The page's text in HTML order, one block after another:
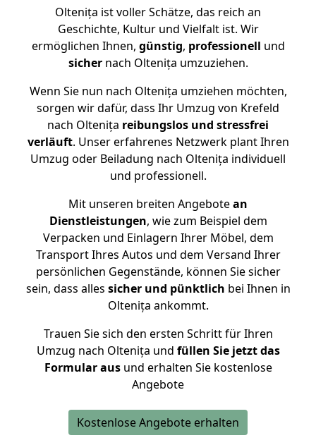
Oltenița ist voller Schätze, das reich an
Geschichte, Kultur und Vielfalt ist. Wir
ermöglichen Ihnen, günstig, professionell und
sichernach Oltenița umzuziehen.
Wenn Sie nun nach Oltenița umziehen möchten,
sorgen wir dafür, dass Ihr Umzug von Krefeld
nach Oltenița reibungslos und stressfrei
verläuft. Unser erfahrenes Netzwerk plant Ihren
Umzug oder Beiladung nach Oltenița individuell
und professionell.
Mit unseren breiten Angebotean
Dienstleistungen, wie zum Beispiel dem
Verpacken und Einlagern Ihrer Möbel, dem
Transport Ihres Autos und dem Versand Ihrer
persönlichen Gegenstände, können Sie sicher
sein, dass alles sicher und pünktlich bei Ihnen in
Oltenița ankommt.
Trauen Sie sich den ersten Schritt für Ihren
Umzug nach Oltenița und füllen Sie jetzt das
Formular ausund erhalten Sie kostenlose
Angebote
Kostenlose Angebote erhalten